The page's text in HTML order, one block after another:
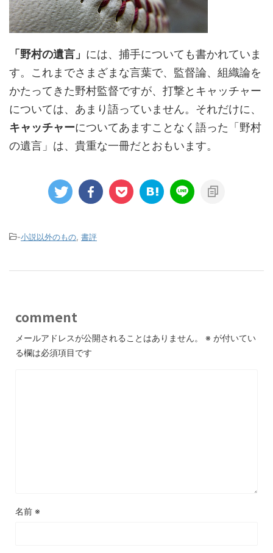
「野村の遺言」 には、捕手についても書かれていま
す。これまでさまざまな言葉で、監督論、組織論を
かたってきた野村監督ですが、打撃とキャッチャー
については、あまり語っていません。それだけに、
キャッチャーについてあますことなく語った「野村
の遺言」は、貴重な一冊だとおもいます。
-小説以外のもの 書評
comment
メールアドレスが公開されることはありません。 ※ が付いてい
る欄は必須項目です
名前 ※